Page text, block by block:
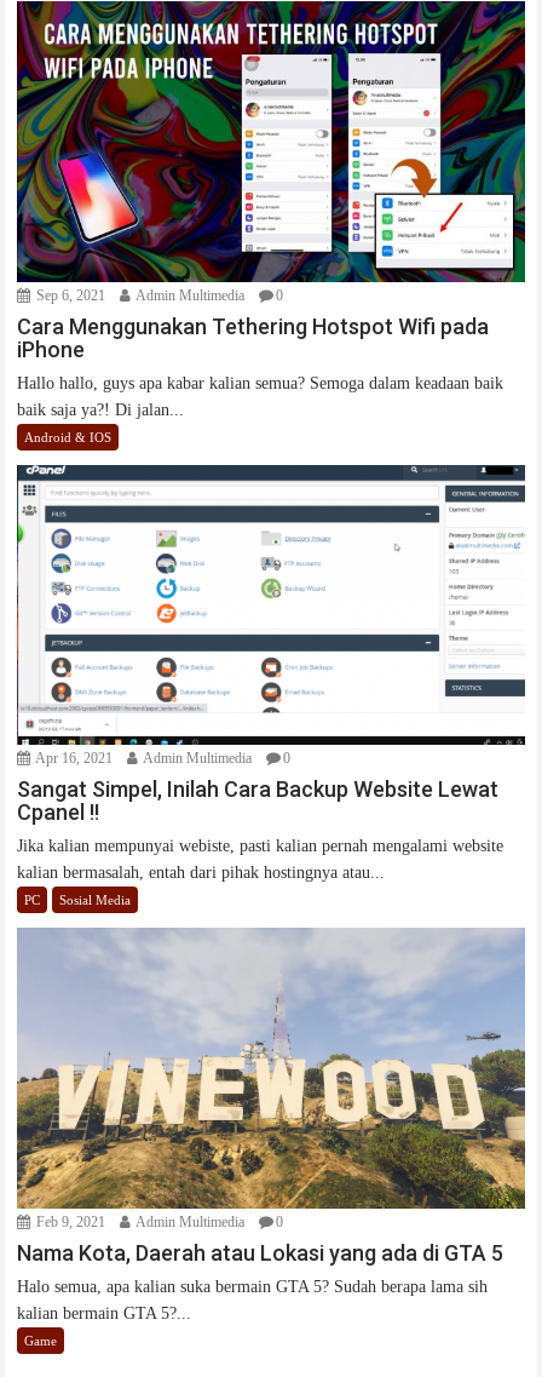
Sep 6, 2021 Admin Multimedia 0
Cara Menggunakan Tethering Hotspot Wifi pada
iPhone
Hallo hallo, guys apa kabar kalian semua? Semoga dalam keadaan baik
baik saja ya?! Di jalan...
Android & IOS
Apr 16, 2021 Admin Multimedia 0
Sangat Simpel, Inilah Cara Backup Website Lewat
Cpanel !!
Jika kalian mempunyai webiste, pasti kalian pernah mengalami website
kalian bermasalah, entah dari pihak hostingnya atau...
PC Sosial Media
Feb 9, 2021 Admin Multimedia 0
Nama Kota, Daerah atau Lokasi yang ada di GTA 5
Halo semua, apa kalian suka bermain GTA 5? Sudah berapa lama sih
kalian bermain GTA 5?...
Game